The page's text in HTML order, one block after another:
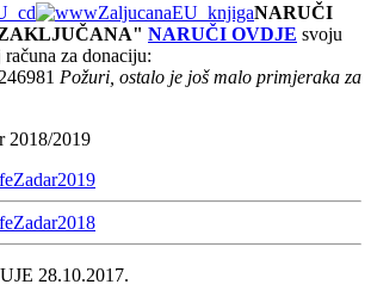
NARUČI
NARUČI OVDJE svoju
za donaciju:
Požuri, ostalo je još malo primjeraka za
2018/2019
28.10.2017.